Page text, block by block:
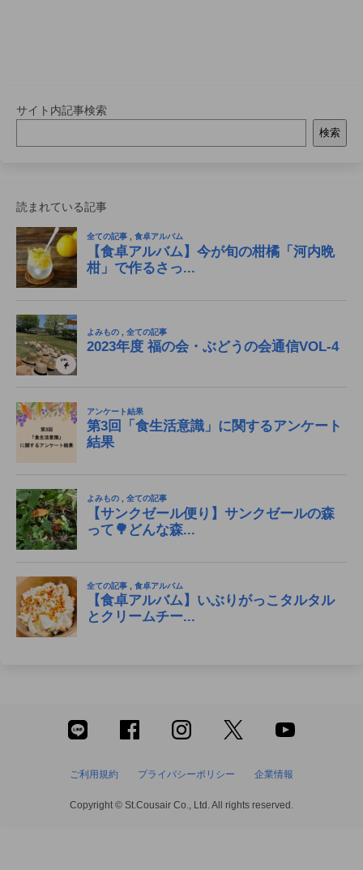
サイト内記事検索
検索
読まれている記事
ご利用規約 プライバシーポリシー 企業情報
Copyright © St.Cousair Co., Ltd. All rights reserved.